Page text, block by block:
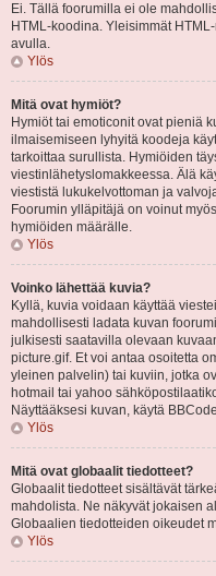
Ei. Tällä foorumilla ei ole
HTML-koodina. Yleisimmät
avulla.
Ylös
Mitä ovat hymiöt?
Hymiöt tai emoticonit ovat pieniä
ilmaisemiseen lyhyitä koodeja
tarkoittaa surullista. Hymiöiden
viestinlähetyslomakkeessa. Älä
viestistä lukukelvottoman ja
Foorumin ylläpitäjä on voinut
hymiöiden määrälle.
Ylös
Voinko lähettää kuvia?
Kyllä, kuvia voidaan käyttää
mahdollisesti ladata kuvan
julkisesti saatavilla olevaan
picture.gif. Et voi antaa osoitetta
yleinen palvelin) tai kuviin, jotka
hotmail tai yahoo
Näyttääksesi kuvan, käytä
Ylös
Mitä ovat globaalit tiedotteet?
Globaalit tiedotteet sisältävät
mahdolista. Ne näkyvät jokaisen
Globaalien tiedotteiden oikeudet
Ylös